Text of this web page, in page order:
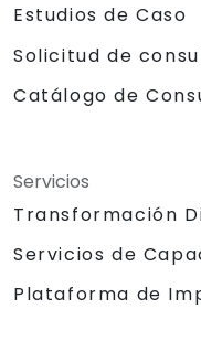
Estudios de Caso
Solicitud de
Catálogo de
Servicios
Transformación
Servicios de
Plataforma de